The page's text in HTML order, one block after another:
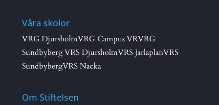
Våra skolor
VRG DjursholmVRG Campus VRVRG
SundbybergVRS DjursholmVRS JarlaplanVRS
SundbybergVRS Nacka
Om Stiftelsen